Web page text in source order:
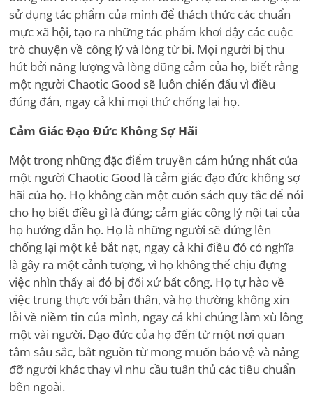
sử dụng tác phẩm của mình để thách thức các chuẩn
mực xã hội, tạo ra những tác phẩm khơi dậy các cuộc
trò chuyện về công lý và lòng từ bi. Mọi người bị thu
hút bởi năng lượng và lòng dũng cảm của họ, biết rằng
một người Chaotic Good sẽ luôn chiến đấu vì điều
đúng đắn, ngay cả khi mọi thứ chống lại họ.
Cảm Giác Đạo Đức Không Sợ Hãi
Một trong những đặc điểm truyền cảm hứng nhất của
một người Chaotic Good là cảm giác đạo đức không sợ
hãi của họ. Họ không cần một cuốn sách quy tắc để nói
cho họ biết điều gì là đúng; cảm giác công lý nội tại của
họ hướng dẫn họ. Họ là những người sẽ đứng lên
chống lại một kẻ bắt nạt, ngay cả khi điều đó có nghĩa
là gây ra một cảnh tượng, vì họ không thể chịu đựng
việc nhìn thấy ai đó bị đối xử bất công. Họ tự hào về
việc trung thực với bản thân, và họ thường không xin
lỗi về niềm tin của mình, ngay cả khi chúng làm xù lông
một vài người. Đạo đức của họ đến từ một nơi quan
tâm sâu sắc, bắt nguồn từ mong muốn bảo vệ và nâng
đỡ người khác thay vì nhu cầu tuân thủ các tiêu chuẩn
bên ngoài.